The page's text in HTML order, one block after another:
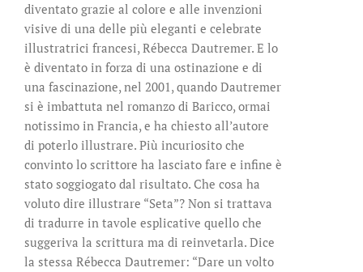
diventato grazie al colore e alle invenzioni
visive di una delle più eleganti e celebrate
illustratrici francesi, Rébecca Dautremer. E lo
è diventato in forza di una ostinazione e di
una fascinazione, nel 2001, quando Dautremer
si è imbattuta nel romanzo di Baricco, ormai
notissimo in Francia, e ha chiesto all’autore
di poterlo illustrare. Più incuriosito che
convinto lo scrittore ha lasciato fare e infine è
stato soggiogato dal risultato. Che cosa ha
voluto dire illustrare “Seta”? Non si trattava
di tradurre in tavole esplicative quello che
suggeriva la scrittura ma di reinvetarla. Dice
la stessa Rébecca Dautremer: “Dare un volto